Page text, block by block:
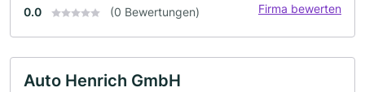
0.0 (0 Bewertungen) Firma bewerten
Auto Henrich GmbH